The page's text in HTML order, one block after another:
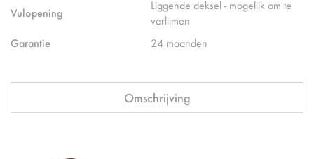
Vulopening
Liggende deksel - mogelijk om te
verlijmen
Garantie
24 maanden
Omschrijving